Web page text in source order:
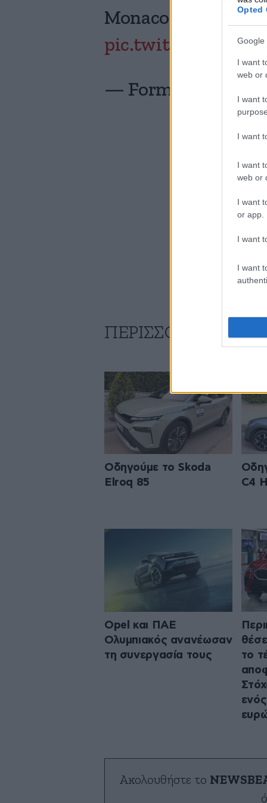
Opted
Google
I want
web or
I want
I want
I want
web or
I want
or app.
I want
I want
Monaco Grand Prix
pic.twitter.com/
— Formula 1 (@F1)
ΠΕΡΙΣΣΟΤΕΡΑ ΑΠΟ
Οδηγούμε το Skoda
Elroq 85
C4
Opel και ΠΑΕ
Ολυμπιακός ανανέωσαν
τη συνεργασία τους
το
Ακολουθήστε το